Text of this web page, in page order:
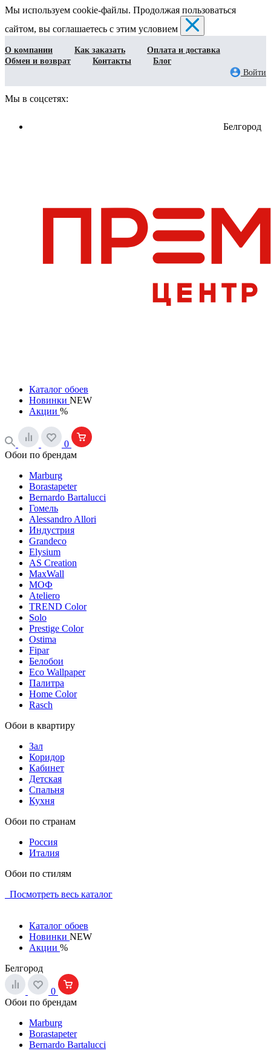
Мы используем cookie-файлы. Продолжая пользоваться
сайтом, вы соглашаетесь с этим условием
О компании Как заказать
Оплата и доставка
Обмен и возврат
Контакты
Блог
Войти
Мы в соцсетях:
Белгород
Каталог обоев
Новинки NEW
Акции %
0
Обои по брендам
Marburg
Borastapeter
Bernardo Bartalucci
Гомель
Alessandro Allori
Индустрия
Grandeco
Elysium
AS Creation
MaxWall
МОФ
Ateliero
TREND Color
Solo
Prestige Color
Ostima
Fipar
Белобои
Eco Wallpaper
Палитра
Home Color
Rasch
Обои в квартиру
Зал
Коридор
Кабинет
Детская
Спальня
Кухня
Обои по странам
Россия
Италия
Обои по стилям
Посмотреть весь каталог
Каталог обоев
Новинки NEW
Акции %
Белгород
0
Обои по брендам
Marburg
Borastapeter
Bernardo Bartalucci